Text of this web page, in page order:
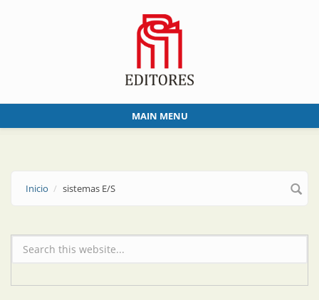
MAIN MENU
Inicio sistemas E/S
Formulario de búsqueda